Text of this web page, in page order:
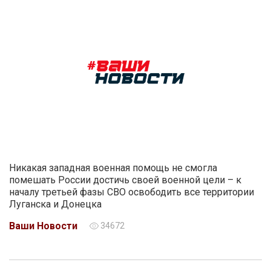
Никакая западная военная помощь не смогла
помешать России достичь своей военной цели – к
началу третьей фазы СВО освободить все территории
Луганска и Донецка
Ваши Новости
34672